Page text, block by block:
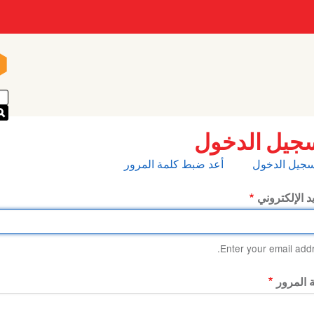
الدخول
الدخول أعد ضبط كلمة المرور
الإلكتروني
Enter your email
المرور